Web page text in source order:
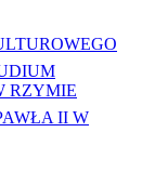
RZYMIE
II W